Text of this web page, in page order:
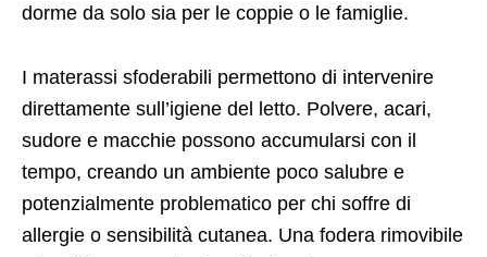
dorme da solo sia per le coppie o le famiglie.
I materassi sfoderabili permettono di intervenire
direttamente sull’igiene del letto. Polvere, acari,
sudore e macchie possono accumularsi con il
tempo, creando un ambiente poco salubre e
potenzialmente problematico per chi soffre di
allergie o sensibilità cutanea. Una fodera rimovibile